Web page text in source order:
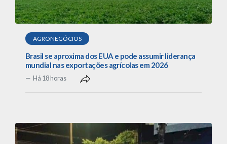
AGRONEGÓCIOS
Brasil se aproxima dos EUA e pode assumir liderança
mundial nas exportações agrícolas em 2026
Há 18 horas